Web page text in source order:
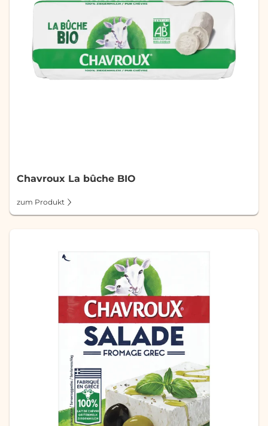
Chavroux La bûche BIO
zum Produkt